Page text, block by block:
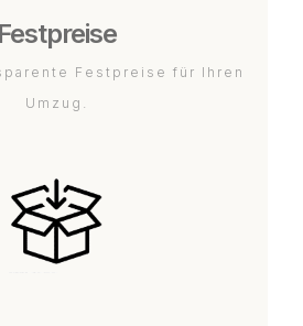
Festpreise
Festpreise für Ihren
Umzug.